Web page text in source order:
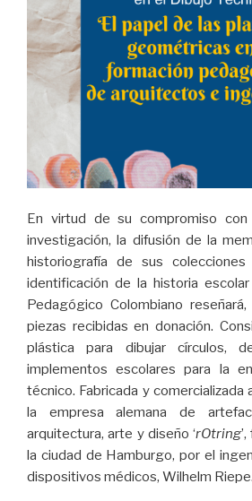
En virtud de su compromiso con
investigación, la difusión de la
historiografía de sus
identificación de la historia
Pedagógico Colombiano
piezas recibidas en donación.
plástica para dibujar círculos,
implementos escolares para la
técnico. Fabricada y
la empresa alemana de
arquitectura, arte y diseño ‘rOtring
la ciudad de Hamburgo, por el
dispositivos médicos, Wilhelm Riepe.